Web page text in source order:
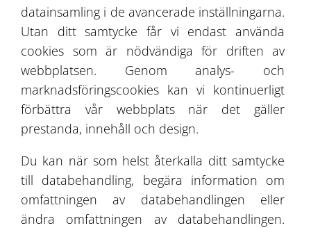
Rekommendationsbok
Erbjudande
Projektgalleri
Om Oss
Kontakt
datainsamling i de avancerade inställningarna.
Utan ditt samtycke får vi endast använda
cookies som är nödvändiga för driften av
webbplatsen. Genom analys- och
marknadsföringscookies kan vi kontinuerligt
förbättra vår webbplats när det gäller
prestanda, innehåll och design.
Du kan när som helst återkalla ditt samtycke
till databehandling, begära information om
omfattningen av databehandlingen eller
ändra omfattningen av databehandlingen.